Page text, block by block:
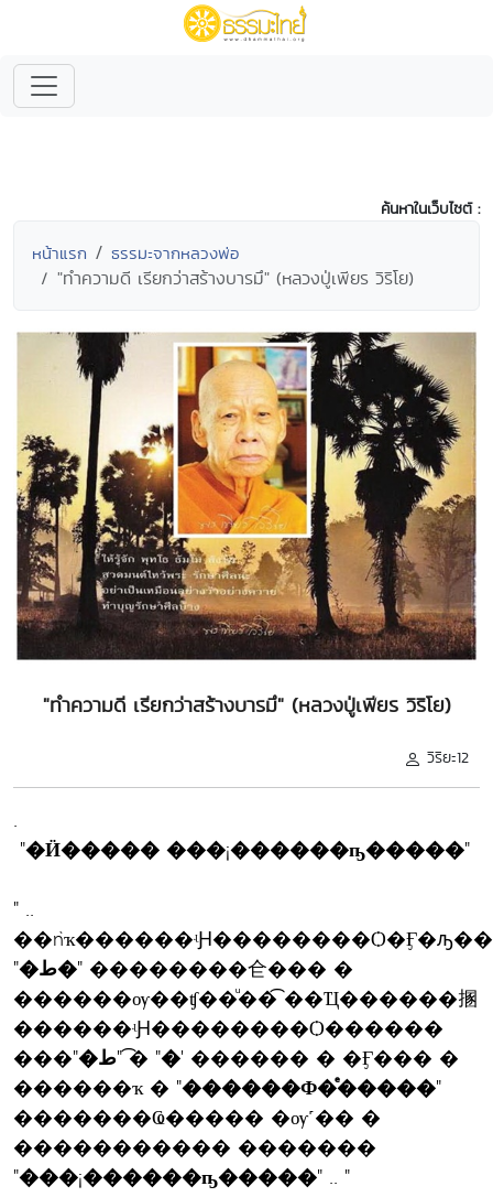
ค้นหาในเว็บไซต์ :
หน้าแรก ธรรมะจากหลวงพ่อ
"ทำความดี เรียกว่าสร้างบารมึ" (หลวงปู่เพียร วิริโย)
"ทำความดี เรียกว่าสร้างบารมึ" (หลวงปู่เพียร วิริโย)
วิริยะ12
.
"�Ӥ����� ���¡������ҧ�����"
" ..
"�ط�" ��������仺��� �
������ѹ��ʧ��ͧ��͡ ��Ҵ������㨡
������ʵԨ��������Ѻ������
���
"�ط"�͡ "�' ������ � �Ӻ��� �
������ҡ � "������Ф�ͤ�����"
�������Ҩ����� �ѹ˹�� �
����������� �������
"���¡������ҧ�����" .. "